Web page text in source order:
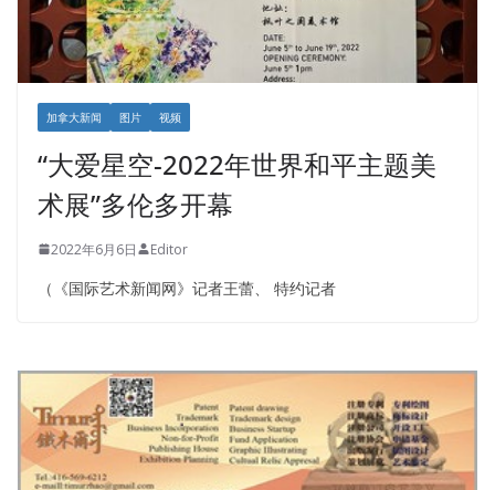
加拿大新闻 图片 视频
“大爱星空-2022年世界和平主题美
术展”多伦多开幕
2022年6月6日 Editor
（《国际艺术新闻网》记者王蕾、 特约记者